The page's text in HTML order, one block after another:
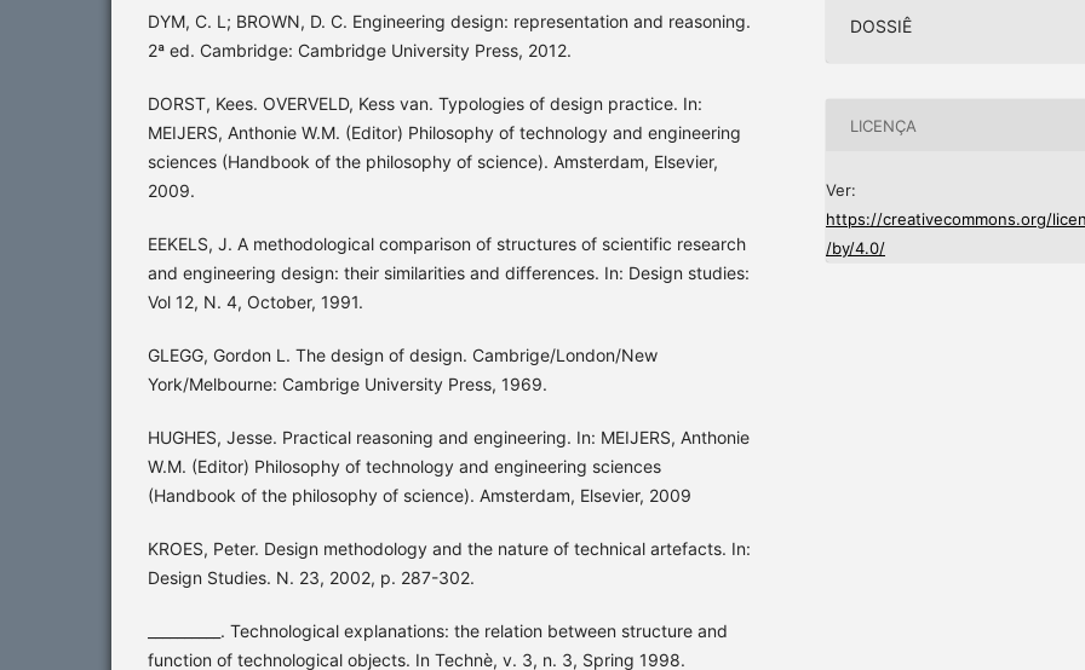
DYM, C. L; BROWN, D. C. Engineering design: representation and reasoning.
2ª ed. Cambridge: Cambridge University Press, 2012.
DORST, Kees. OVERVELD, Kess van. Typologies of design practice. In:
MEIJERS, Anthonie W.M. (Editor) Philosophy of technology and engineering
sciences (Handbook of the philosophy of science). Amsterdam, Elsevier,
2009.
EEKELS, J. A methodological comparison of structures of scientific research
and engineering design: their similarities and differences. In: Design studies:
Vol 12, N. 4, October, 1991.
GLEGG, Gordon L. The design of design. Cambrige/London/New
York/Melbourne: Cambrige University Press, 1969.
HUGHES, Jesse. Practical reasoning and engineering. In: MEIJERS, Anthonie
W.M. (Editor) Philosophy of technology and engineering sciences
(Handbook of the philosophy of science). Amsterdam, Elsevier, 2009
KROES, Peter. Design methodology and the nature of technical artefacts. In:
Design Studies. N. 23, 2002, p. 287-302.
__________. Technological explanations: the relation between structure and
function of technological objects. In Technè, v. 3, n. 3, Spring 1998.
DOSSIÊ
LICENÇA
Ver:
https://creativecommons.org/
/by/4.0/